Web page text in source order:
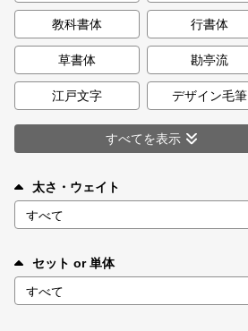
マイページ
お気に入り
ご利用ガイド
お問い合わせ
教科書体 行書体
草書体 勘亭流
江戸文字 デザイン毛筆
すべてを表示
太さ・ウェイト
セット or 単体